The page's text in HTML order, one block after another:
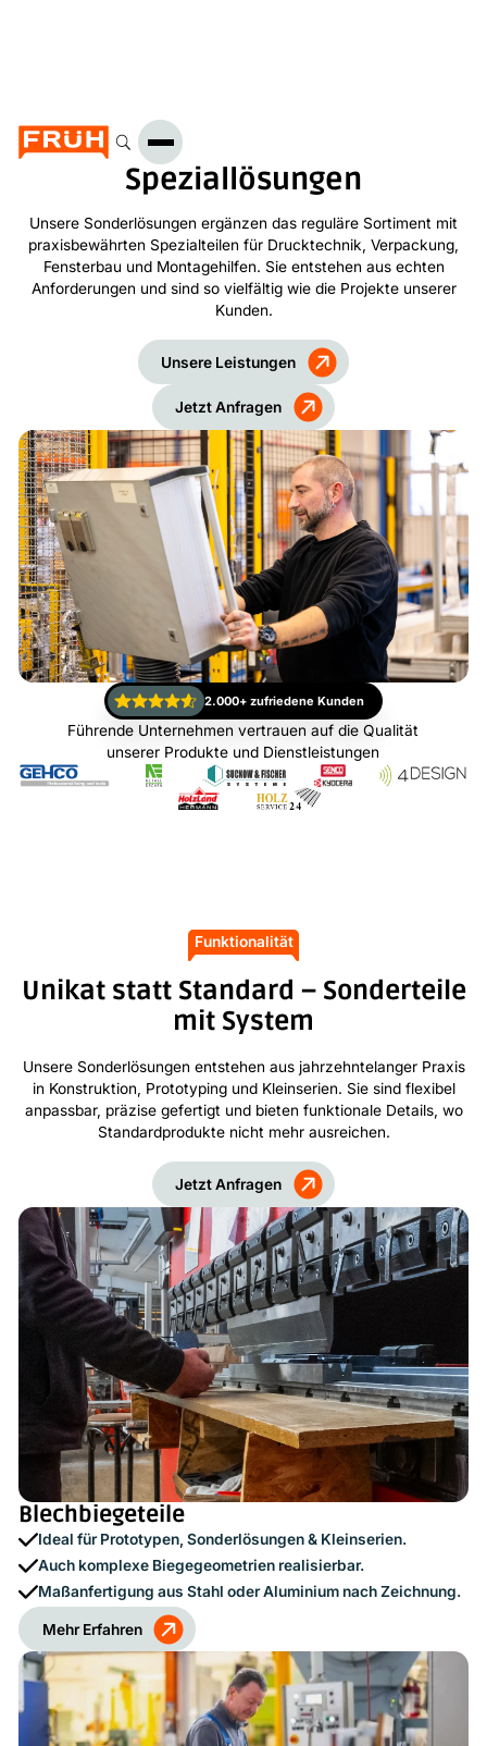
Speziallösungen
Unsere Sonderlösungen ergänzen das reguläre Sortiment mit
praxisbewährten Spezialteilen für Drucktechnik, Verpackung,
Fensterbau und Montagehilfen. Sie entstehen aus echten
Anforderungen und sind so vielfältig wie die Projekte unserer
Kunden.
Unsere Leistungen
Jetzt Anfragen
2.000+ zufriedene Kunden
Führende Unternehmen vertrauen auf die Qualität
unserer Produkte und Dienstleistungen
Funktionalität
Unikat statt Standard – Sonderteile
mit System
Unsere Sonderlösungen entstehen aus jahrzehntelanger Praxis
in Konstruktion, Prototyping und Kleinserien. Sie sind flexibel
anpassbar, präzise gefertigt und bieten funktionale Details, wo
Standardprodukte nicht mehr ausreichen.
Jetzt Anfragen
Blechbiegeteile
Ideal für Prototypen, Sonderlösungen & Kleinserien.
Auch komplexe Biegegeometrien realisierbar.
Maßanfertigung aus Stahl oder Aluminium nach Zeichnung.
Mehr Erfahren